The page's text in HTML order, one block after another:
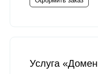
Услуга